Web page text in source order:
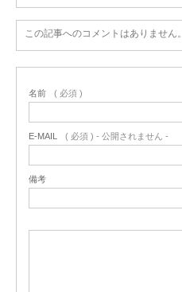
この記事へのコメントはありません。
名前 ( 必須 )
E-MAIL ( 必須 ) - 公開されません -
備考